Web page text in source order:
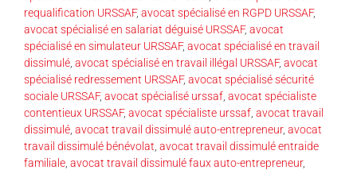
requalification URSSAF, avocat spécialisé en RGPD URSSAF,
avocat spécialisé en salariat déguisé URSSAF, avocat
spécialisé en simulateur URSSAF, avocat spécialisé en travail
dissimulé avocat spécialisé en travail illégal URSSAF, avocat
spécialisé redressement URSSAF, avocat spécialisé sécurité
sociale URSSAF, avocat spécialisé urssaf avocat spécialiste
contentieux URSSAF, avocat spécialiste urssaf avocat travail
dissimulé avocat travail dissimulé auto-entrepreneur, avocat
travail dissimulé bénévolat avocat travail dissimulé entraide
familiale avocat travail dissimulé faux auto-entrepreneur,